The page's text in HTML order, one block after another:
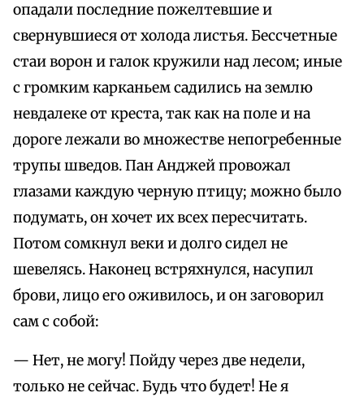
опадали последние пожелтевшие и
свернувшиеся от холода листья. Бессчетные
стаи ворон и галок кружили над лесом; иные
с громким карканьем садились на землю
невдалеке от креста, так как на поле и на
дороге лежали во множестве непогребенные
трупы шведов. Пан Анджей провожал
глазами каждую черную птицу; можно было
подумать, он хочет их всех пересчитать.
Потом сомкнул веки и долго сидел не
шевелясь. Наконец встряхнулся, насупил
брови, лицо его оживилось, и он заговорил
сам с собой:
— Нет, не могу! Пойду через две недели,
только не сейчас. Будь что будет! Не я